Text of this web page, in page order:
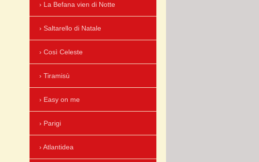
La Befana vien di Notte
Saltarello di Natale
Così Celeste
Tiramisù
Easy on me
Parigi
Atlantidea